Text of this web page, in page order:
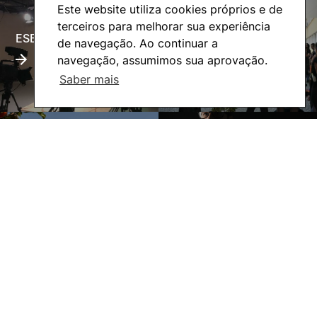
Este website utiliza cookies próprios e de
terceiros para melhorar sua experiência
de navegação. Ao continuar a
navegação, assumimos sua aprovação.
Saber mais
ESECTV Alumni